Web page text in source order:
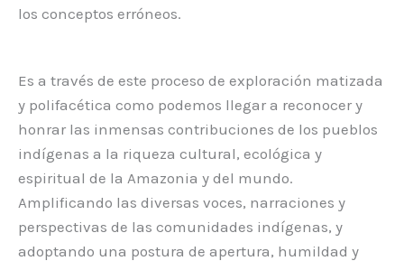
los conceptos erróneos.
Es a través de este proceso de exploración matizada
y polifacética como podemos llegar a reconocer y
honrar las inmensas contribuciones de los pueblos
indígenas a la riqueza cultural, ecológica y
espiritual de la Amazonia y del mundo.
Amplificando las diversas voces, narraciones y
perspectivas de las comunidades indígenas, y
adoptando una postura de apertura, humildad y